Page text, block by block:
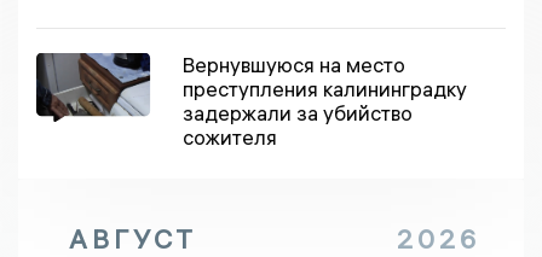
Вернувшуюся на место
преступления калининградку
задержали за убийство
сожителя
АВГУСТ 2026